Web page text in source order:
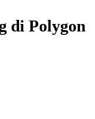
di Polygon